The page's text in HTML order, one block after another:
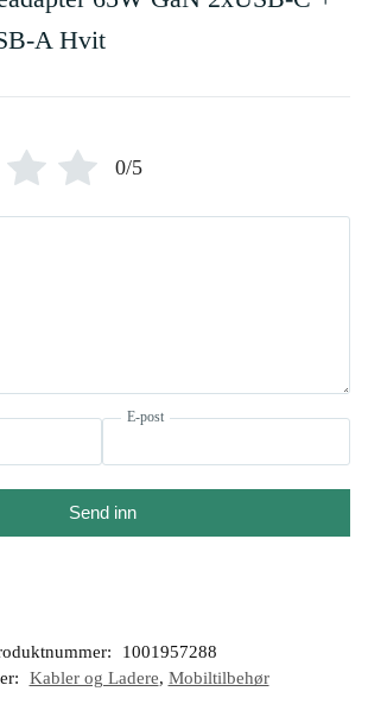
A Hvit
0/5
E-post
Send inn
1001957288
Kabler og Ladere, Mobiltilbehør